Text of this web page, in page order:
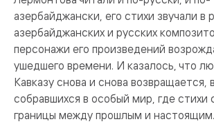
азербайджански, его стихи звучали в
азербайджанских и русских
персонажи его произведений
ушедшего времени. И казалось, что
Кавказу снова и снова возвращается,
собравшихся в особый мир, где стихи
границы между прошлым и настоящим.